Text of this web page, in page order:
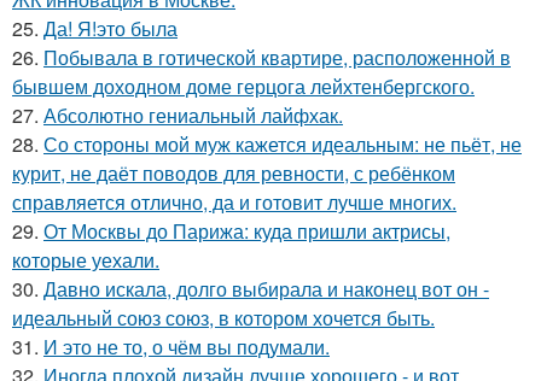
25. Да! Я!это была
26. Побывала в готической квартире, расположенной в
бывшем доходном доме герцога лейхтенбергского.
27. Абсолютно гениальный лайфхак.
28. Со стороны мой муж кажется идеальным: не пьёт, не
курит, не даёт поводов для ревности, с ребёнком
справляется отлично, да и готовит лучше многих.
29. От Москвы до Парижа: куда пришли актрисы,
которые уехали.
30. Давно искала, долго выбирала и наконец вот он -
идеальный союз союз, в котором хочется быть.
31. И это не то, о чём вы подумали.